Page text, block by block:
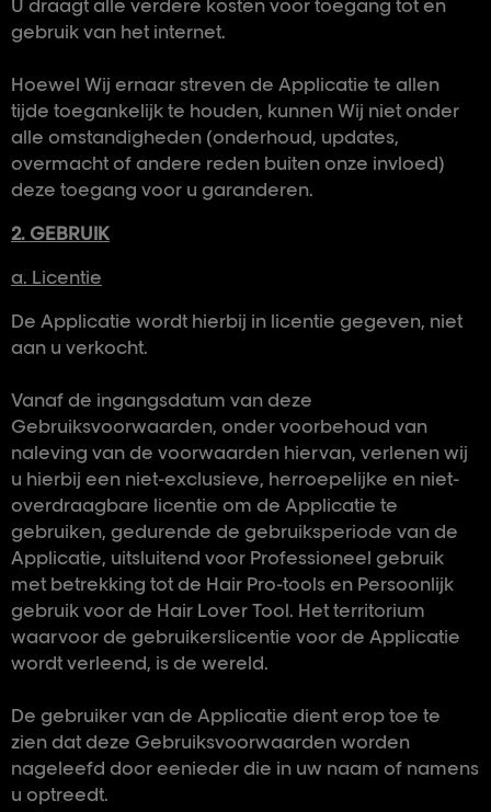
U draagt alle verdere kosten voor toegang tot en
gebruik van het internet.
Hoewel Wij ernaar streven de Applicatie te allen
tijde toegankelijk te houden, kunnen Wij niet onder
alle omstandigheden (onderhoud, updates,
overmacht of andere reden buiten onze invloed)
deze toegang voor u garanderen.
2. GEBRUIK
a. Licentie
De Applicatie wordt hierbij in licentie gegeven, niet
aan u verkocht.
Vanaf de ingangsdatum van deze
Gebruiksvoorwaarden, onder voorbehoud van
naleving van de voorwaarden hiervan, verlenen wij
u hierbij een niet-exclusieve, herroepelijke en niet-
overdraagbare licentie om de Applicatie te
gebruiken, gedurende de gebruiksperiode van de
Applicatie, uitsluitend voor Professioneel gebruik
met betrekking tot de Hair Pro-tools en Persoonlijk
gebruik voor de Hair Lover Tool. Het territorium
waarvoor de gebruikerslicentie voor de Applicatie
wordt verleend, is de wereld.
De gebruiker van de Applicatie dient erop toe te
zien dat deze Gebruiksvoorwaarden worden
nageleefd door eenieder die in uw naam of namens
u optreedt.